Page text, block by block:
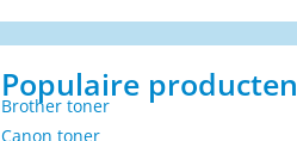
Populaire producten
Brother toner
Canon toner